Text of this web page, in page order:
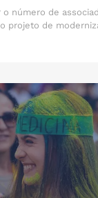
o número de
projeto de